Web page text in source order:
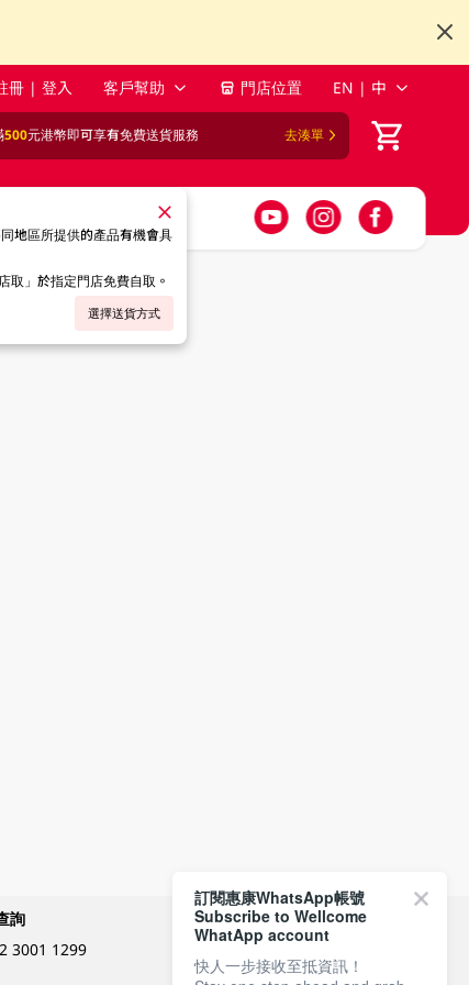
冊 | 登入 客戶幫助 門店位置 EN | 中
500元港幣即可享有免費送貨服務 去湊單
地區所提供的產品有機會具
取」於指定門店免費自取。
選擇送貨方式
詢
3001 1299
付款方式
訂閱惠康WhatsApp帳號
Subscribe to Wellcome
WhatApp account
快人一步接收至抵資訊！